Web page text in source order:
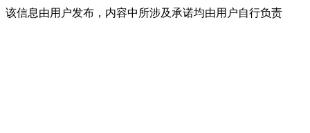
该信息由用户发布，内容中所涉及承诺均由用户自行负责